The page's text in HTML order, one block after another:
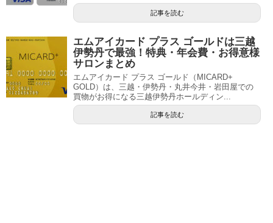
記事を読む
エムアイカード プラス ゴールドは三越
伊勢丹で最強！特典・年会費・お得意様
サロンまとめ
エムアイカード プラス ゴールド（MICARD+
GOLD）は、三越・伊勢丹・丸井今井・岩田屋での
買物がお得になる三越伊勢丹ホールディン...
記事を読む